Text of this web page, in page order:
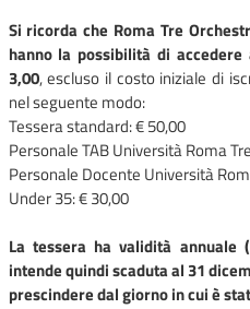
Si ricorda che Roma Tre
hanno la possibilità di
3,00, escluso il costo iniziale di
nel seguente modo:
Tessera standard: € 50,00
Personale TAB Università Roma
Personale Docente Università
Under 35: € 30,00
La tessera ha validità
intende quindi scaduta al 31
prescindere dal giorno in cui è